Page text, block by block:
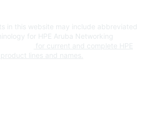
in this website may include abbreviated
for HPE Aruba Networking
for current and complete HPE
lines and names.